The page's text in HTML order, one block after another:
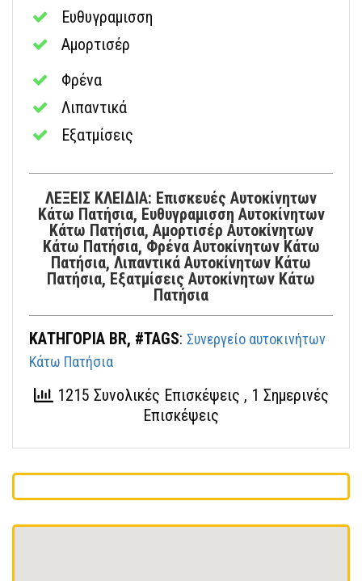
Ευθυγραμισση
Αμορτισέρ
Φρένα
Λιπαντικά
Εξατμίσεις
ΛΕΞΕΙΣ ΚΛΕΙΔΙΑ: Επισκευές Αυτοκίνητων
Κάτω Πατήσια, Ευθυγραμισση Αυτοκίνητων
Κάτω Πατήσια, Αμορτισέρ Αυτοκίνητων
Κάτω Πατήσια, Φρένα Αυτοκίνητων Κάτω
Πατήσια, Λιπαντικά Αυτοκίνητων Κάτω
Πατήσια, Εξατμίσεις Αυτοκίνητων Κάτω
Πατήσια
ΚΑΤΗΓΟΡΙΑ BR, #TAGS: Συνεργείο αυτοκινήτων
Κάτω Πατήσια
1215 Συνολικές Επισκέψεις , 1 Σημερινές
Επισκέψεις